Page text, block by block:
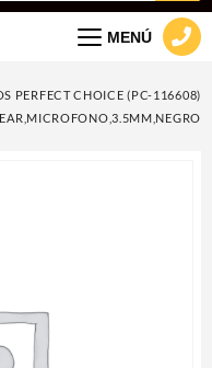
MENÚ
PERFECT CHOICE (PC-116608)